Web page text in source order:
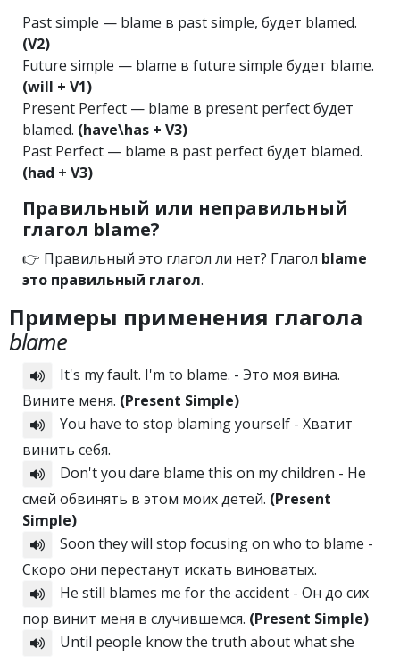
Past simple — blame в past simple, будет blamed.
(V2)
Future simple — blame в future simple будет blame.
(will + V1)
Present Perfect — blame в present perfect будет
blamed. (have\has + V3)
Past Perfect — blame в past perfect будет blamed.
(had + V3)
Правильный или неправильный
глагол blame?
👉 Правильный это глагол ли нет? Глагол blame
это правильный глагол.
Примеры применения глагола
blame
It's my fault. I'm to blame. - Это моя вина.
Вините меня. (Present Simple)
You have to stop blaming yourself - Хватит
винить себя.
Don't you dare blame this on my children - Не
смей обвинять в этом моих детей. (Present
Simple)
Soon they will stop focusing on who to blame -
Скоро они перестанут искать виноватых.
He still blames me for the accident - Он до сих
пор винит меня в случившемся. (Present Simple)
Until people know the truth about what she